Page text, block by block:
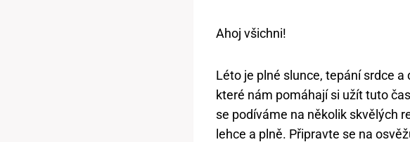
Ahoj všichni!
Léto je plné slunce, tepání srdce
které nám pomáhají si užít tuto
se podíváme na několik skvělých
lehce a plně. Připravte se na